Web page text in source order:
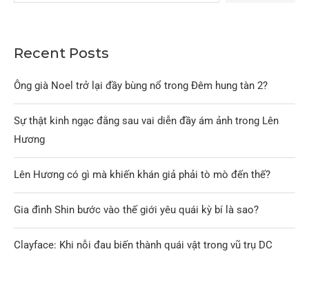
Recent Posts
Ông già Noel trở lại đầy bùng nổ trong Đêm hung tàn 2?
Sự thật kinh ngạc đằng sau vai diễn đầy ám ảnh trong Lên
Hương
Lên Hương có gì mà khiến khán giả phải tò mò đến thế?
Gia đình Shin bước vào thế giới yêu quái kỳ bí là sao?
Clayface: Khi nỗi đau biến thành quái vật trong vũ trụ DC